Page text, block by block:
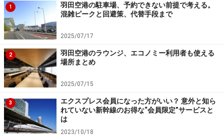
1
羽田空港の駐車場、予約できない前提で考える。
混雑ピークと回避策、代替手段まで
2025/07/17
2
羽田空港のラウンジ、エコノミー利用者も使える
場所まとめ
2025/07/15
3
エクスプレス会員になった方がいい？ 意外と知ら
れていない新幹線のお得な“会員限定”サービスと
は
2023/10/18